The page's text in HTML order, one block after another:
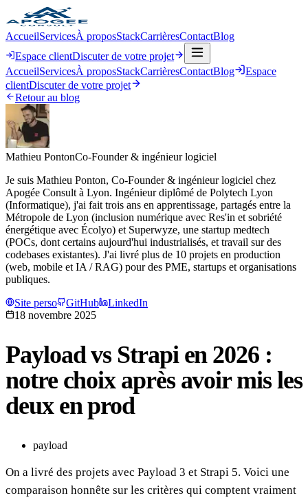
AccueilServicesÀ proposStackCarrièresContactBlog
Espace clientDiscuter de votre projet
AccueilServicesÀ proposStackCarrièresContactBlog
Espace
clientDiscuter de votre projet
Retour au blog
Mathieu PontonCo-Founder & ingénieur logiciel
Je suis Mathieu Ponton, Co-Founder & ingénieur logiciel chez
Apogée Consult à Lyon. Ingénieur diplômé de Polytech Lyon
(Informatique), j'ai fait trois ans en apprentissage, partagés entre la
Métropole de Lyon (inclusion numérique avec Res'in et sobriété
énergétique avec Écolyo) et Superwyze, une startup medtech
(POCs, dont certains aujourd'hui industrialisés, et travail sur des
codebases existantes). J'ai livré plus de 10 projets en production
(web, mobile et IA / RAG) pour des PME, startups et organisations
publiques.
Site perso
GitHub
LinkedIn
18 novembre 2025
Payload vs Strapi en 2026 :
notre choix après avoir mis les
deux en prod
payload
On a livré des projets avec Payload 3 et Strapi 5. Voici une
comparaison honnête sur les critères qui comptent vraiment